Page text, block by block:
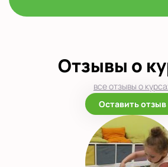
Отзывы о
все отзывы о
Оставить отзыв